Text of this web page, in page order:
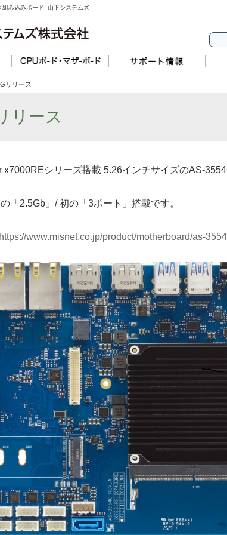
み込みボード 山下システムズ
リリース
リース
x7000REシリーズ搭載 5.26インチサイズのAS-
「2.5Gb」/ 初の「3ポート」搭載です。
https://www.misnet.co.jp/product/motherboard/as-